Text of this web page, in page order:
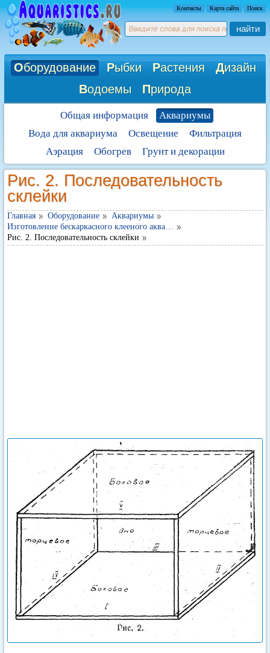
Контакты Карта сайта Поиск
найти
Оборудование Рыбки Растения Дизайн
Водоемы Природа
Общая информация
Аквариумы
Вода для аквариума
Освещение
Фильтрация
Аэрация
Обогрев Грунт и декорации
Рис. 2. Последовательность
склейки
Главная Оборудование
Аквариумы
Изготовление бескаркасного клееного аква…
Рис. 2. Последовательность склейки